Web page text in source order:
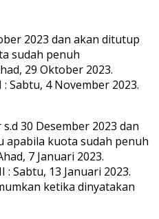
2023 dan akan ditutup
sudah penuh
29 Oktober 2023.
Sabtu, 4 November 2023.
30 Desember 2023 dan
kuota sudah penuh
7 Januari 2023.
Sabtu, 13 Januari 2023.
ketika dinyatakan